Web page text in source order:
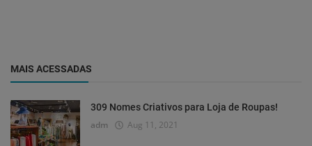
MAIS ACESSADAS
309 Nomes Criativos para Loja de Roupas!
adm Aug 11, 2021